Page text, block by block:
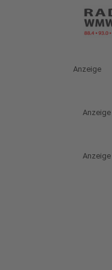
Anzeige
Anzeige
Anzeige